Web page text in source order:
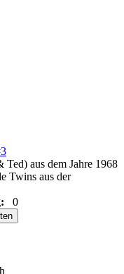
aus dem Jahre 1968
Twins aus der
0